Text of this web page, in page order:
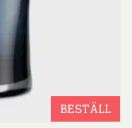
BESTÄLL